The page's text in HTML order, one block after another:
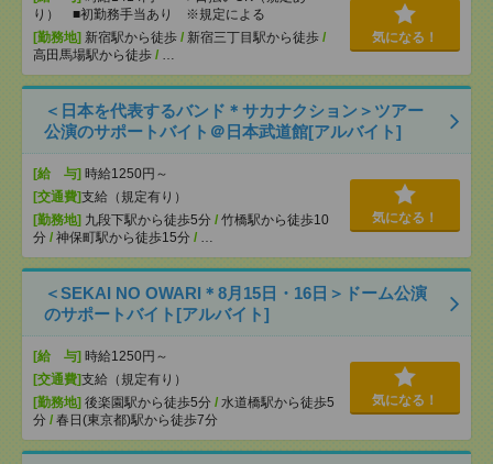
り） ■初勤務手当あり ※規定による
[勤務地] 新宿駅から徒歩 / 新宿三丁目駅から徒歩 /
高田馬場駅から徒歩 / …
気になる！
＜日本を代表するバンド＊サカナクション＞ツアー
公演のサポートバイト＠日本武道館[アルバイト]
[給 与] 時給1250円～
[交通費]支給（規定有り）
[勤務地] 九段下駅から徒歩5分 / 竹橋駅から徒歩10
分 / 神保町駅から徒歩15分 / …
気になる！
＜SEKAI NO OWARI＊8月15日・16日＞ドーム公演
のサポートバイト[アルバイト]
[給 与] 時給1250円～
[交通費]支給（規定有り）
[勤務地] 後楽園駅から徒歩5分 / 水道橋駅から徒歩5
分 / 春日(東京都)駅から徒歩7分
気になる！